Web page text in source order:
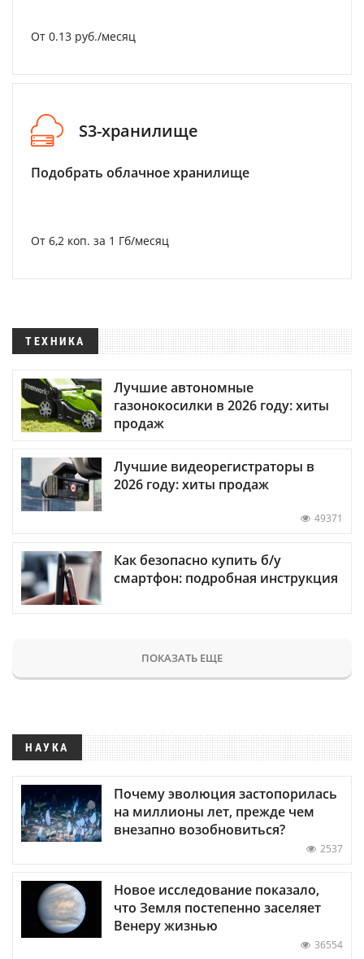
От 0.13 руб./месяц
S3-хранилище
Подобрать облачное хранилище
От 6,2 коп. за 1 Гб/месяц
ТЕХНИКА
Лучшие автономные
газонокосилки в 2026 году: хиты
продаж
Лучшие видеорегистраторы в
2026 году: хиты продаж
49371
Как безопасно купить б/у
смартфон: подробная инструкция
ПОКАЗАТЬ ЕЩЕ
НАУКА
Почему эволюция застопорилась
на миллионы лет, прежде чем
внезапно возобновиться?
2537
Новое исследование показало,
что Земля постепенно заселяет
Венеру жизнью
36554